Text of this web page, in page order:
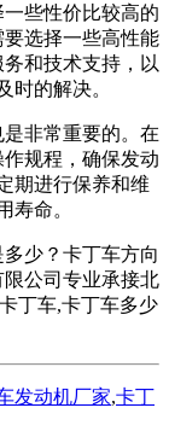
些性价比较高的
选择一些高性能
和技术支持，以
时的解决。
非常重要的。在
规程，确保发动
期进行保养和维
寿命。
少？卡丁车方向
公司专业承接北
丁车,卡丁车多少
发动机厂家,卡丁